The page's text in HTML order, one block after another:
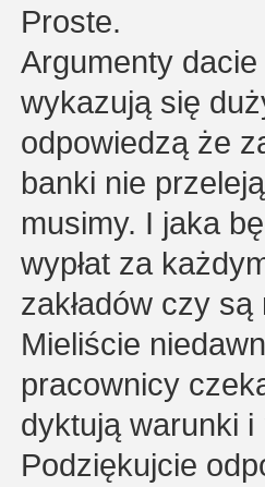
Proste.
Argumenty
wykazują się
odpowiedzą że
banki nie
musimy. I jaka
wypłat za
zakładów czy
Mieliście
pracownicy
dyktują warunki
Podziękujcie